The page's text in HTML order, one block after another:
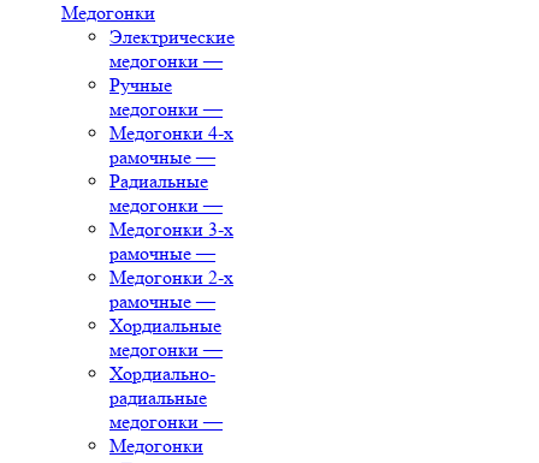
Медогонки
Электрические
медогонки —
Ручные
медогонки —
Медогонки 4-х
рамочные —
Радиальные
медогонки —
Медогонки 3-х
рамочные —
Медогонки 2-х
рамочные —
Хордиальные
медогонки —
Хордиально-
радиальные
медогонки —
Медогонки